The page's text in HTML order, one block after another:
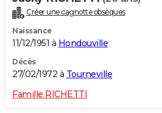
Créer une cagnotte obsèques
Naissance
11/12/1951 à Hondouville
Décès
27/02/1972 à Tourneville
Famille RICHETTI